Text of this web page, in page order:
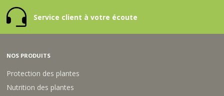
Service client à votre écoute
NOS PRODUITS
Protection des plantes
Nutrition des plantes